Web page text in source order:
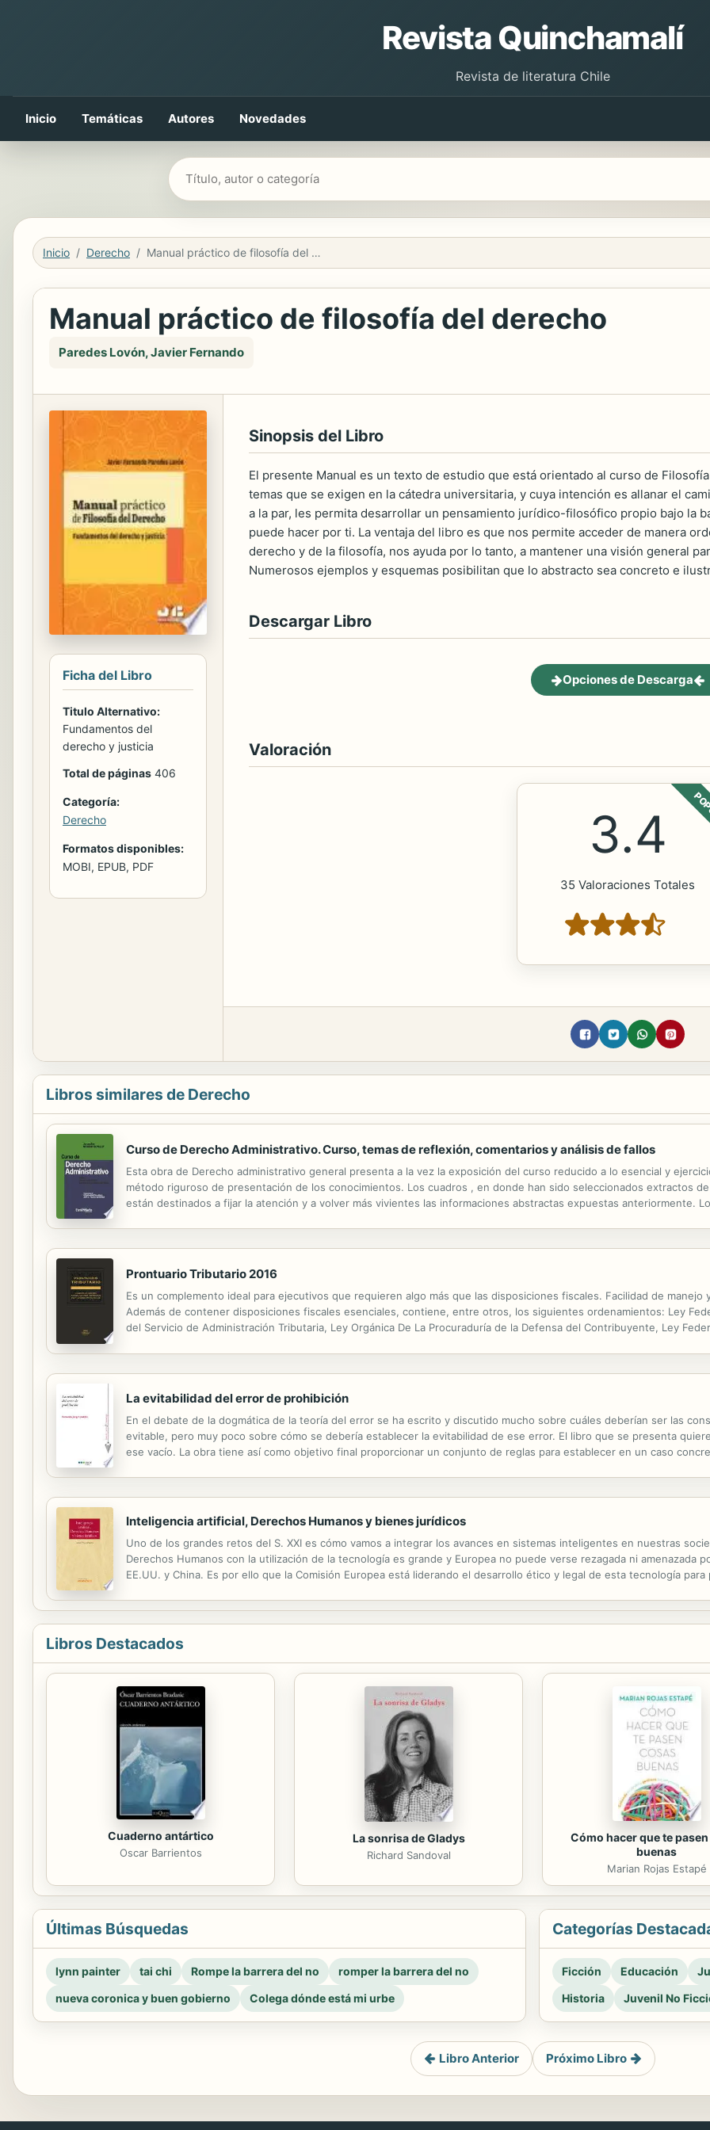
Revista Quinchamalí
Revista de literatura Chile
Inicio Temáticas Autores Novedades
Buscar libros
Inicio Derecho Manual práctico de filosofía del derecho
Manual práctico de filosofía del derecho
Paredes Lovón, Javier Fernando
Ficha del Libro
Titulo Alternativo:
Fundamentos del
derecho y justicia
Total de páginas 406
Categoría:
Derecho
Formatos disponibles:
MOBI, EPUB, PDF
Sinopsis del Libro
El presente Manual es un texto de estudio que está orientado al curso de
temas que se exigen en la cátedra universitaria, y cuya intención es allanar el
a la par, les permita desarrollar un pensamiento jurídico-filosófico propio bajo la
puede hacer por ti. La ventaja del libro es que nos permite acceder de manera
derecho y de la filosofía, nos ayuda por lo tanto, a mantener una visión general
Numerosos ejemplos y esquemas posibilitan que lo abstracto sea concreto e
Descargar Libro
Opciones de Descarga
Valoración
3.4
35 Valoraciones Totales
Libros similares de Derecho
Curso de Derecho Administrativo. Curso, temas de reflexión, comentarios y análisis de fallos
Esta obra de Derecho administrativo general presenta a la vez la exposición del curso reducido a lo esencial y
método riguroso de presentación de los conocimientos. Los cuadros , en donde han sido seleccionados extractos
están destinados a fijar la atención y a volver más vivientes las informaciones abstractas expuestas anteriormente.
Prontuario Tributario 2016
Es un complemento ideal para ejecutivos que requieren algo más que las disposiciones fiscales. Facilidad de
Además de contener disposiciones fiscales esenciales, contiene, entre otros, los siguientes ordenamientos: Ley
del Servicio de Administración Tributaria, Ley Orgánica De La Procuraduría de la Defensa del Contribuyente, Ley
La evitabilidad del error de prohibición
En el debate de la dogmática de la teoría del error se ha escrito y discutido mucho sobre cuáles deberían ser las
evitable, pero muy poco sobre cómo se debería establecer la evitabilidad de ese error. El libro que se presenta
ese vacío. La obra tiene así como objetivo final proporcionar un conjunto de reglas para establecer en un caso
Inteligencia artificial, Derechos Humanos y bienes jurídicos
Uno de los grandes retos del S. XXI es cómo vamos a integrar los avances en sistemas inteligentes en nuestras
Derechos Humanos con la utilización de la tecnología es grande y Europea no puede verse rezagada ni amenazada
EE.UU. y China. Es por ello que la Comisión Europea está liderando el desarrollo ético y legal de esta tecnología
Libros Destacados
Cuaderno antártico
Oscar Barrientos
La sonrisa de Gladys
Richard Sandoval
Cómo hacer que te
buenas
Marian Rojas Estapé
Últimas Búsquedas
lynn painter tai chi Rompe la barrera del no
romper la barrera del no
nueva coronica y buen gobierno
Colega dónde está mi urbe
Categorías
Ficción Educación
Historia
Juvenil No
Libro Anterior Próximo Libro